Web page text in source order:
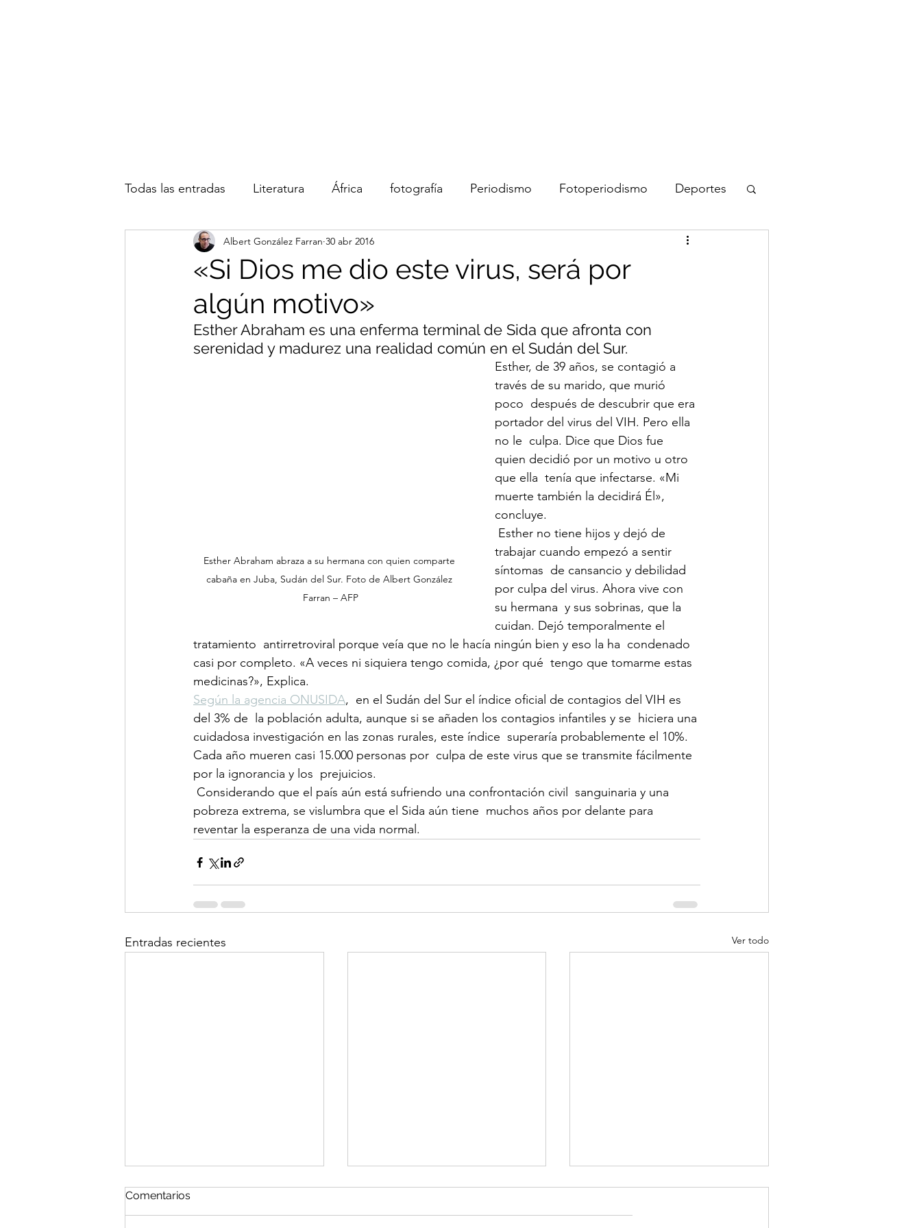
Todas las entradas Literatura África fotografía Periodismo Fotoperiodismo Deportes
Inmigración Actualidad Redes sociales
«Si Dios me dio este virus, será por
algún motivo»
Albert González Farran 30 abr 2016
Esther Abraham es una enferma terminal de Sida que afronta con
serenidad y madurez una realidad común en el Sudán del Sur.
Esther Abraham abraza a su hermana con quien comparte
cabaña en Juba, Sudán del Sur. Foto de Albert González
Farran – AFP
Esther, de 39 años, se contagió a
través de su marido, que murió
poco  después de descubrir que era
portador del virus del VIH. Pero ella
no le  culpa. Dice que Dios fue
quien decidió por un motivo u otro
que ella  tenía que infectarse. «Mi
muerte también la decidirá Él»,
concluye.
trabajar cuando empezó a sentir
síntomas  de cansancio y debilidad
por culpa del virus. Ahora vive con
su hermana  y sus sobrinas, que la
cuidan. Dejó temporalmente el
tratamiento  antirretroviral porque veía que no le hacía ningún bien y eso la ha  condenado
casi por completo. «A veces ni siquiera tengo comida, ¿por qué  tengo que tomarme estas
medicinas?», Explica.
Según la agencia ONUSIDA,  en el Sudán del Sur el índice oficial de contagios del VIH es
del 3% de  la población adulta, aunque si se añaden los contagios infantiles y se  hiciera una
cuidadosa investigación en las zonas rurales, este índice  superaría probablemente el 10%.
Cada año mueren casi 15.000 personas por  culpa de este virus que se transmite fácilmente
por la ignorancia y los  prejuicios.
pobreza extrema, se vislumbra que el Sida aún tiene  muchos años por delante para
reventar la esperanza de una vida normal.
Entradas recientes Ver todo
Comentarios